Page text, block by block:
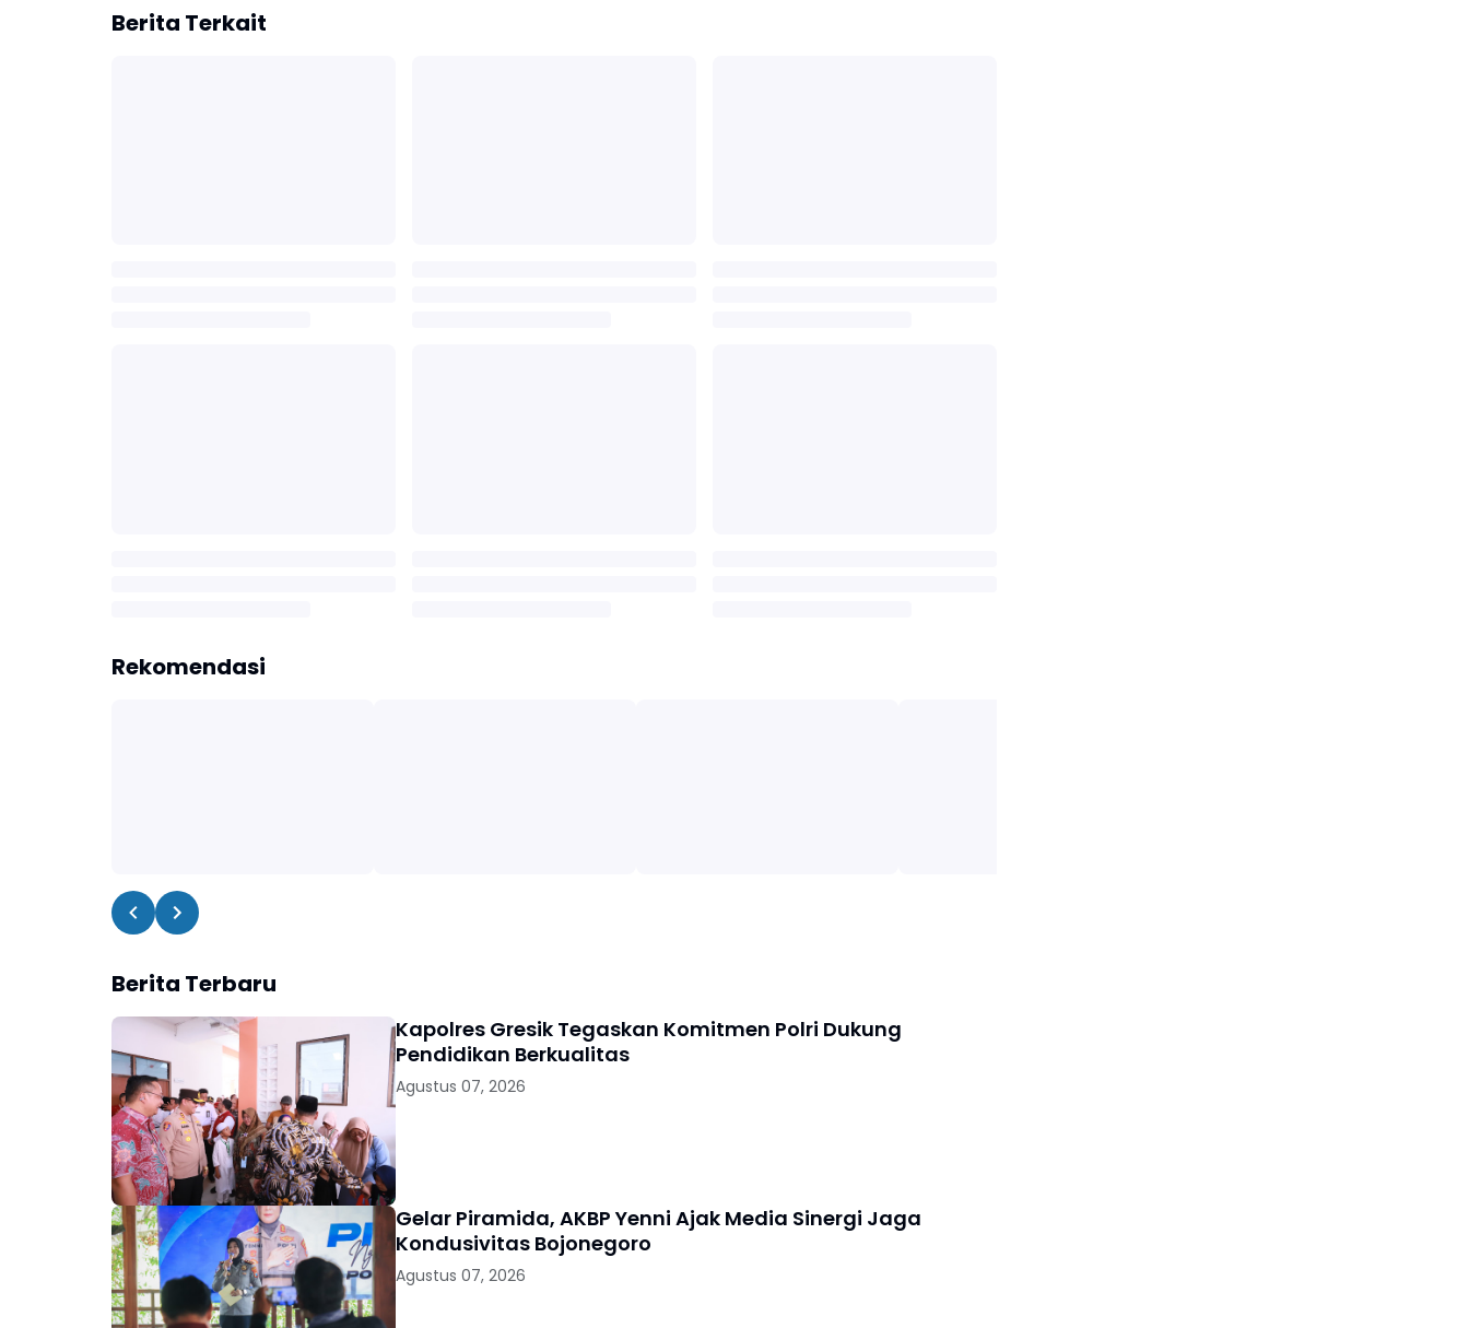
Berita Terkait
Rekomendasi
Berita Terbaru
Kapolres Gresik Tegaskan Komitmen Polri Dukung
Pendidikan Berkualitas
Agustus 07, 2026
Gelar Piramida, AKBP Yenni Ajak Media Sinergi Jaga
Kondusivitas Bojonegoro
Agustus 07, 2026